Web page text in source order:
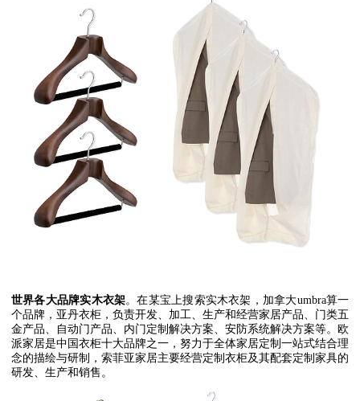
世界各大品牌实木衣架。在某宝上搜索实木衣架，加拿大umbra算一
个品牌，亚丹衣柜，负责开发、加工、生产和经营家居产品、门类五
金产品、自动门产品、内门定制解决方案、安防系统解决方案等。欧
派家居是中国衣柜十大品牌之一，努力于全体家居定制一站式结合理
念的描绘与研制，索菲亚家居主要经营定制衣柜及其配套定制家具的
研发、生产和销售。